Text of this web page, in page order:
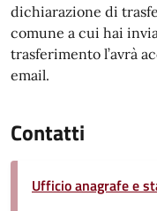
dichiarazione di
comune a cui hai
trasferimento l’avrà
email.
Contatti
Ufficio anagrafe e